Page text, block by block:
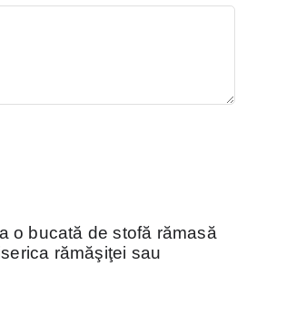
o bucată de stofă rămasă
rămăşiţei sau